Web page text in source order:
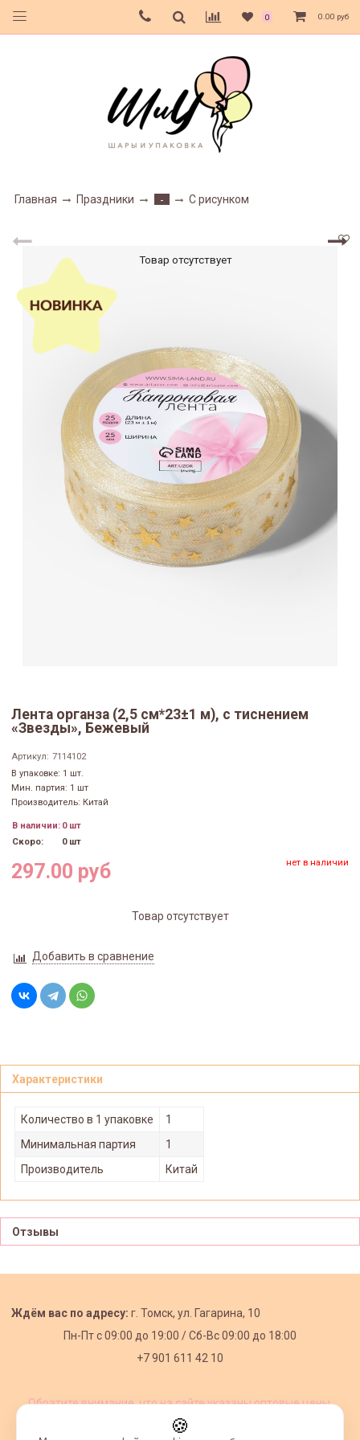
0 0.00 руб
Главная Праздники - С рисунком
Товар отсутствует
Лента органза (2,5 см*23±1 м), с тиснением
«Звезды», Бежевый
Артикул: 7114102
В упаковке: 1 шт.
Мин. партия: 1 шт
Производитель: Китай
В наличии: 0 шт
Скоро:
0 шт
297.00 руб нет в наличии
Товар отсутствует
Добавить в сравнение
Характеристики
Количество в 1 упаковке
1
Минимальная партия
1
Производитель
Китай
Отзывы
Ждём вас по адресу: г. Томск, ул. Гагарина, 10
Пн-Пт с09:00 до 19:00 /Сб-Вс 09:00 до 18:00
+7 901 611 42 10
Обратите внимание, что на сайте указаны оптовые цены,
🍪